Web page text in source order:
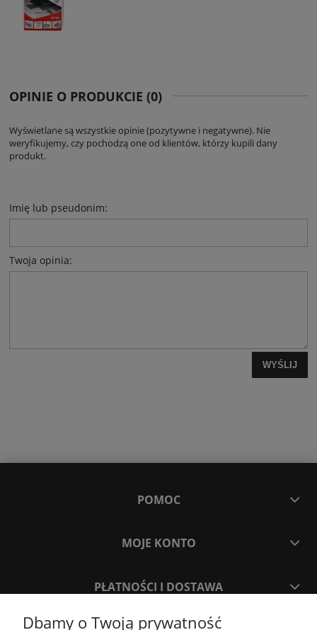
OPINIE O PRODUKCIE (0)
Wyświetlane są wszystkie opinie (pozytywne i negatywne). Nie
weryfikujemy, czy pochodzą one od klientów, którzy kupili dany
produkt.
Imię lub pseudonim:
Twoja opinia:
WYŚLIJ
POMOC
MOJE KONTO
PŁATNOŚCI I DOSTAWA
Dbamy o Twoją prywatność